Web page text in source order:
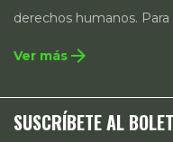
derechos humanos.
integral que contempla
estrategias de
estado de los derechos
Ver más arrow_forward
SUSCRÍBETE AL